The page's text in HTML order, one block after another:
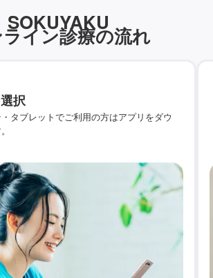
SOKUYAKU
イン診療の流れ
択
タブレットでご利用の方はアプリをダウ